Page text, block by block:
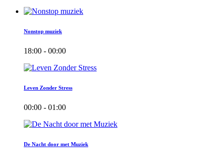
Nonstop muziek
18:00 - 00:00
Leven Zonder Stress
00:00 - 01:00
De Nacht door met Muziek